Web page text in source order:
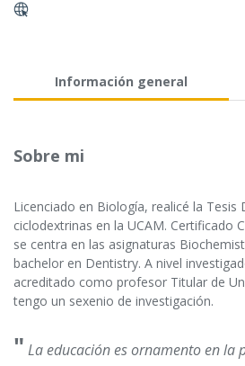
Información general
Sobre mi
Licenciado en Biología, realicé la Tesis
ciclodextrinas en la UCAM. Certificado
se centra en las asignaturas
bachelor en Dentistry. A nivel
acreditado como profesor Titular de
tengo un sexenio de investigación.
" La educación es ornamento en la